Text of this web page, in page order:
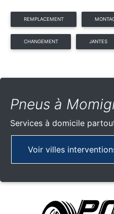
REMPLACEMENT
CHANGEMENT JANTES
Pneus à
Services à domicile
Voir villes